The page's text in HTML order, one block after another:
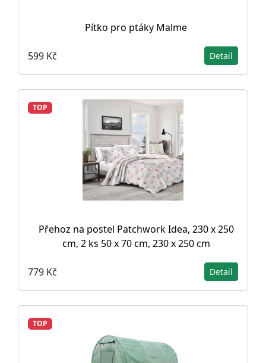
Pítko pro ptáky Malme
599 Kč Detail
TOP
Přehoz na postel Patchwork Idea, 230 x 250
cm, 2 ks 50 x 70 cm, 230 x 250 cm
779 Kč Detail
TOP